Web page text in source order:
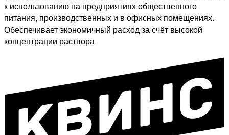
к использованию на предприятиях общественного
питания, производственных и в офисных помещениях.
Обеспечивает экономичный расход за счёт высокой
концентрации раствора